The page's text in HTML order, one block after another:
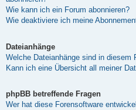
Wie kann ich ein Forum abonnieren?
Wie deaktiviere ich meine
Dateianhänge
Welche Dateianhänge sind in diesem
Kann ich eine Übersicht all meiner
phpBB betreffende Fragen
Wer hat diese Forensoftware